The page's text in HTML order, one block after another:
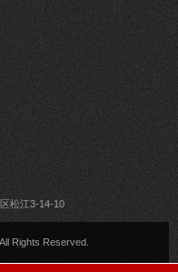
松江3-14-10
Rights Reserved.